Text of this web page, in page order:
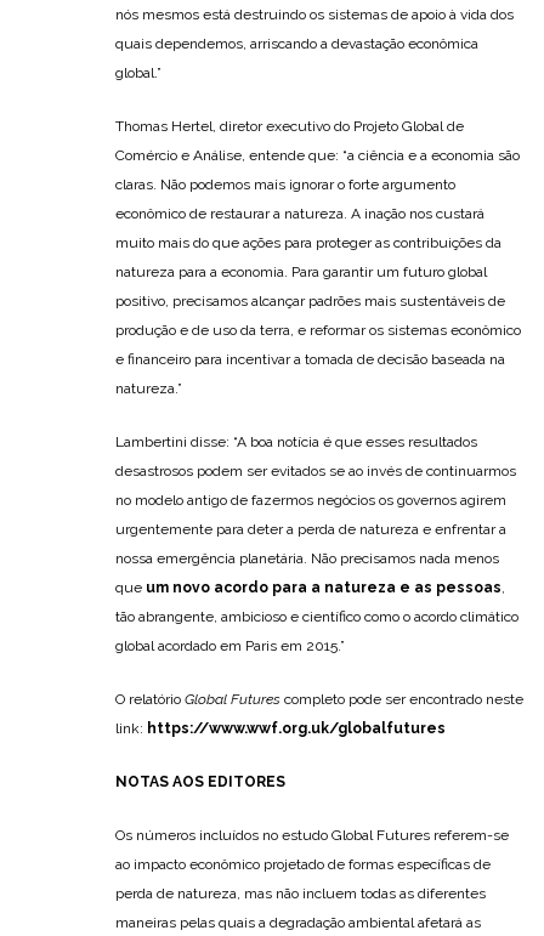
nós mesmos está destruindo os sistemas de apoio à vida dos
quais dependemos, arriscando a devastação econômica
global.”
Thomas Hertel, diretor executivo do Projeto Global de
Comércio e Análise, entende que: “a ciência e a economia são
claras. Não podemos mais ignorar o forte argumento
econômico de restaurar a natureza. A inação nos custará
muito mais do que ações para proteger as contribuições da
natureza para a economia. Para garantir um futuro global
positivo, precisamos alcançar padrões mais sustentáveis de
produção e de uso da terra, e reformar os sistemas econômico
e financeiro para incentivar a tomada de decisão baseada na
natureza.”
Lambertini disse: “A boa notícia é que esses resultados
desastrosos podem ser evitados se ao invés de continuarmos
no modelo antigo de fazermos negócios os governos agirem
urgentemente para deter a perda de natureza e enfrentar a
nossa emergência planetária. Não precisamos nada menos
que um novo acordo para a natureza e as pessoas,
tão abrangente, ambicioso e científico como o acordo climático
global acordado em Paris em 2015.”
O relatório Global Futures completo pode ser encontrado neste
link: https://www.wwf.org.uk/globalfutures
NOTAS AOS EDITORES
Os números incluídos no estudo Global Futures referem-se
ao impacto econômico projetado de formas específicas de
perda de natureza, mas não incluem todas as diferentes
maneiras pelas quais a degradação ambiental afetará as